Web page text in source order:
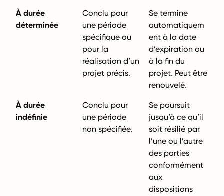
À durée
déterminée
Conclu pour
une période
spécifique ou
pour la
réalisation d’un
projet précis.
Se termine
automatiquem
ent à la date
d’expiration ou
à la fin du
projet. Peut être
renouvelé.
À durée
indéfinie
Conclu pour
une période
non spécifiée.
Se poursuit
jusqu’à ce qu’il
soit résilié par
l’une ou l’autre
des parties
conformément
aux
dispositions